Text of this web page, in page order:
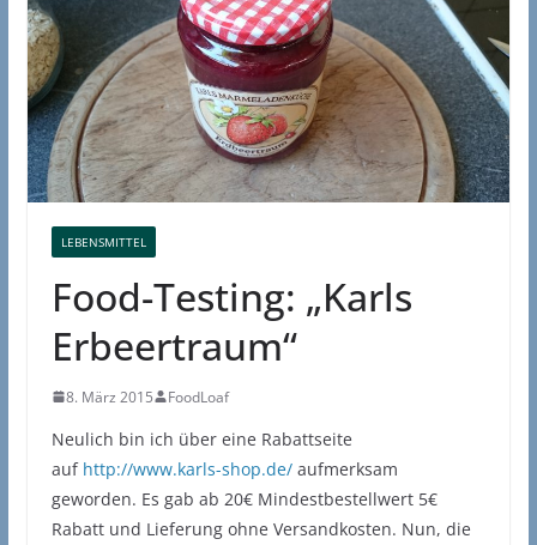
LEBENSMITTEL
Food-Testing: „Karls
Erbeertraum“
8. März 2015 FoodLoaf
Neulich bin ich über eine Rabattseite
auf http://www.karls-shop.de/aufmerksam
geworden. Es gab ab 20€ Mindestbestellwert 5€
Rabatt und Lieferung ohne Versandkosten. Nun, die